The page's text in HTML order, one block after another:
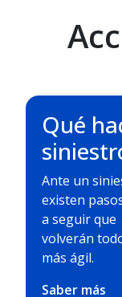
Qué
Ante un
existen
a seguir que
volverán
más ágil.
Saber más